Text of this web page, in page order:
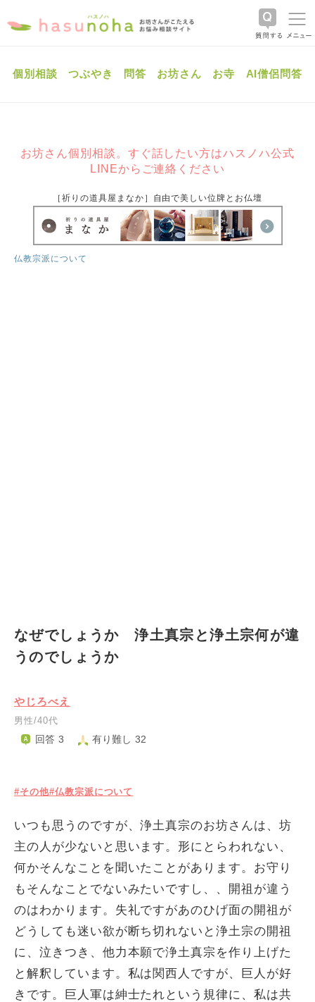
個別相談 つぶやき 問答 お坊さん お寺 AI僧侶問答
お坊さん個別相談。すぐ話したい方はハスノハ公式
LINEからご連絡ください
［祈りの道具屋まなか］自由で美しい位牌とお仏壇
仏教宗派について
なぜでしょうか 浄土真宗と浄土宗何が違
うのでしょうか
やじろべえ
男性/40代
回答 3 有り難し 32
#その他#仏教宗派について
いつも思うのですが、浄土真宗のお坊さんは、坊
主の人が少ないと思います。形にとらわれない、
何かそんなことを聞いたことがあります。お守り
もそんなことでないみたいですし、、開祖が違う
のはわかります。失礼ですがあのひげ面の開祖が
どうしても迷い欲が断ち切れないと浄土宗の開祖
に、泣きつき、他力本願で浄土真宗を作り上げた
と解釈しています。私は関西人ですが、巨人が好
きです。巨人軍は紳士たれという規律に、私は共